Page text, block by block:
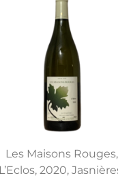
Les Maisons Rouges,
L’Eclos, 2020,